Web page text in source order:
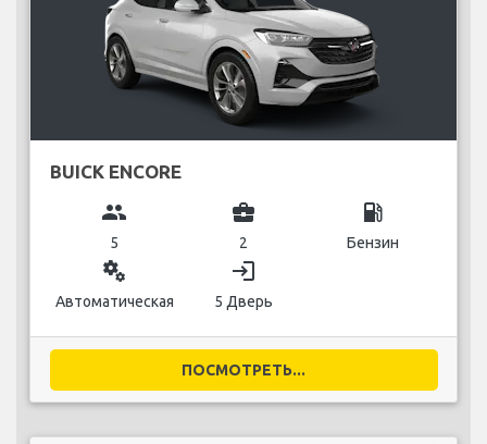
BUICK ENCORE
group
5
business_center
2
local_gas_station
Бензин
miscellaneous_services
Автоматическая
login
5 Дверь
ПОСМОТРЕТЬ...